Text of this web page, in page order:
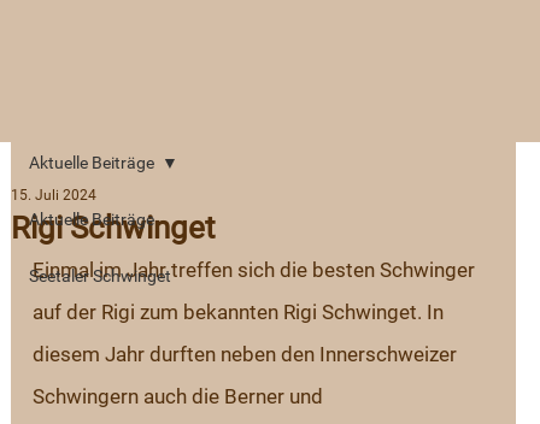
Aktuelle Beiträge
Seetaler Schwinget
Aktuelle Beiträge
Rigi Schwinget
15. Juli 2024
Einmal im Jahr treffen sich die besten Schwinger
auf der Rigi zum bekannten Rigi Schwinget. In
diesem Jahr durften neben den Innerschweizer
Schwingern auch die Berner und